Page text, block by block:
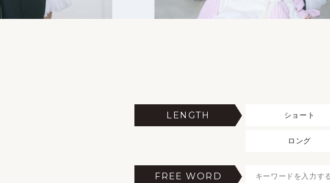
LENGTH ショート
ロング
FREE WORD